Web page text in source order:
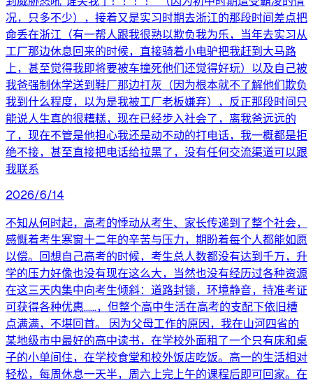
况，只多不少），接着又是实习时期去浙江的那段时间差点把
命丢在浙江（有一帮人跟我很熟以欺负我为乐，当年去实习从
工厂那边休息回来的时候，直接骑着小电驴把我赶到大马路
上，甚至觉得我即将要被车撞死他们还觉得好玩）以及自己被
我爸强制休学送到鞋厂那边打灰（因为根本就不了解他们欺负
我到什么程度，以为是我被工厂老板嫌弃），反正那段时间只
能说人生真的很糟糕，现在已经步入社会了，离我爸远远的
了，现在不管是他担心我还是动不动的打电话，我一概都是拒
绝不接，甚至直接把电话给拉黑了，没有任何交流渠道可以跟
我联系
2026/6/14
不知从何时起，高考的悸动从考生、家长传递到了整个社会，
感慨着考生寒窗十二年的辛苦与压力，期盼着每个人都能如愿
以偿。回想自己高考的时候，考生总人数都没有达到千万，升
学的压力好像也没有现在这么大，当然也没有经历过各种资源
在这三天内集中向考生倾斜：道路封锁，环境静音，持准考证
可获得各种优惠……，但整个高中生活在高考的支配下依旧槽
点满满，不堪回首。 因为父母工作的原因，我在山河四省的
某地级市中最好的高中读书，在学校外面租了一个只有床和桌
子的小单间住，在学校食堂和校外饭店吃饭。高一的生活相对
轻松，每周休息一天半，周六上完上午的课程后即可回家。在